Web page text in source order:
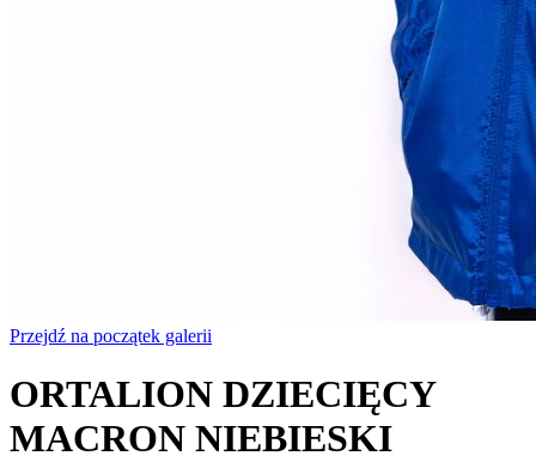
Przejdź na początek galerii
ORTALION DZIECIĘCY
MACRON NIEBIESKI